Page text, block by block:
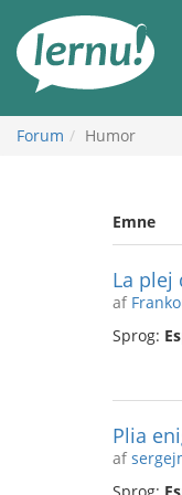
indholdet
Forum Humor
Emne
La plej
af
Sprog:
Plia
af